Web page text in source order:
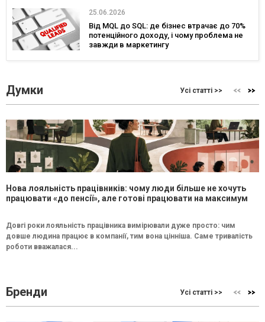
25.06.2026
Від MQL до SQL: де бізнес втрачає до 70%
потенційного доходу, і чому проблема не
завжди в маркетингу
Думки Усі статті >>
Нова лояльність працівників: чому люди більше не хочуть
працювати «до пенсії», але готові працювати на максимум
Довгі роки лояльність працівника вимірювали дуже просто: чим
довше людина працює в компанії, тим вона цінніша. Саме тривалість
роботи вважалася...
Бренди Усі статті >>